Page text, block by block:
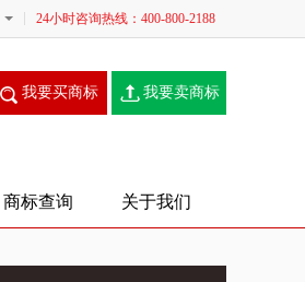
24小时咨询热线：400-800-2188
我要买商标 我要卖商标
商标查询 关于我们